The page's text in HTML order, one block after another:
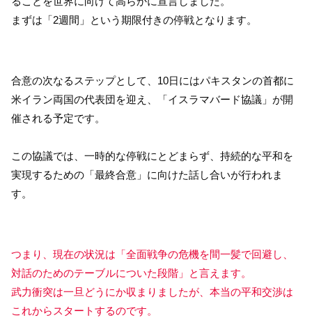
まずは「2週間」という期限付きの停戦となります。
合意の次なるステップとして、10日にはパキスタンの首都に
米イラン両国の代表団を迎え、「イスラマバード協議」が開
催される予定です。
この協議では、一時的な停戦にとどまらず、持続的な平和を
実現するための「最終合意」に向けた話し合いが行われま
す。
つまり、現在の状況は「全面戦争の危機を間一髪で回避し、
対話のためのテーブルについた段階」と言えます。
武力衝突は一旦どうにか収まりましたが、本当の平和交渉は
これからスタートするのです。